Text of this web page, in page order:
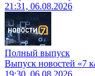
21:31, 06.08.2026
Полный выпуск
Выпуск новостей «7